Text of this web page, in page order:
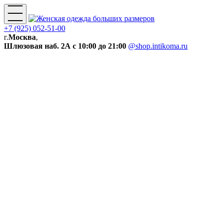
+7 (925) 052-51-00
г.Москва,
Шлюзовая наб. 2А с 10:00 до 21:00 @shop.intikoma.ru